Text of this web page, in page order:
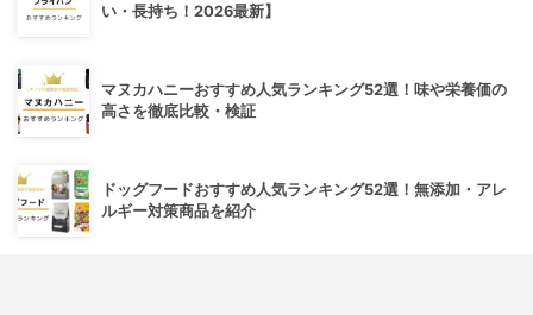
い・長持ち！2026最新】
マヌカハニーおすすめ人気ランキング52選！味や栄養価の
高さを徹底比較・検証
ドッグフードおすすめ人気ランキング52選！無添加・アレ
ルギー対策商品を紹介